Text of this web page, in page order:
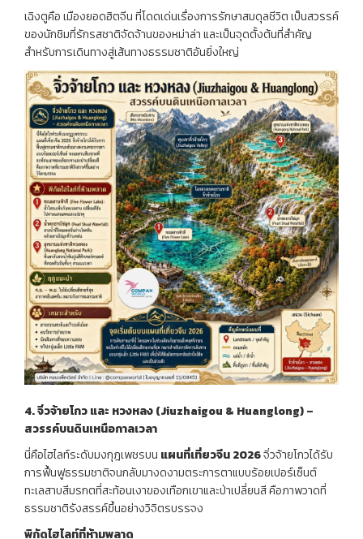
เฉิงตูคือ เมืองยอดฮิตจีน ที่โดดเด่นเรื่องการรักษาสมดุลชีวิต เป็นสวรรค์
ของนักชิมที่รักรสชาติจัดจ้านของหม่าล่า และเป็นจุดตั้งต้นที่สำคัญ
สำหรับการเดินทางสู่เส้นทางธรรมชาติอันยิ่งใหญ่
4.จิ่วจ้ายโกวและ หวงหลง(Jiuzhaigou & Huanglong) –
สวรรค์บนดินเหนือกาลเวลา
นี่คือไฮไลท์ระดับมงกุฎเพชรบน แผนที่เที่ยวจีน2026จิ่วจ้ายโกวได้รับ
การฟื้นฟูธรรมชาติจนกลับมางดงามตระการตาแบบร้อยเปอร์เซ็นต์
ทะเลสาบสีมรกตที่สะท้อนเงาของเทือกเขาและป่าเปลี่ยนสี คือภาพวาดที่
ธรรมชาติรังสรรค์ขึ้นอย่างวิจิตรบรรจง
พิกัดไฮไลท์ที่ห้ามพลาด